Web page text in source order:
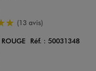
(13 avis)
ROUGE Réf. : 50031348
votre Couleur